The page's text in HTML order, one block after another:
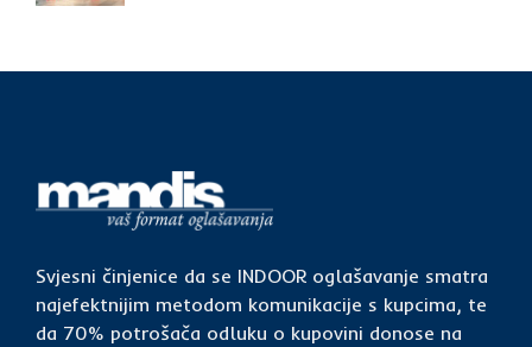
Svjesni činjenice da se INDOOR oglašavanje smatra
najefektnijim metodom komunikacije s kupcima, te
da 70% potrošača odluku o kupovini donose na